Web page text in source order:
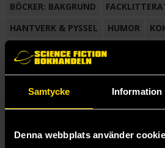
Samtycke Information
Denna webbplats använder
BÖCKER: BAKGRUND
HANTVERK & PYSSEL
HUMOR
KORTROMAN
LÄROBOK
SAMLINGSVOLYM
TECKNA & MÅLA